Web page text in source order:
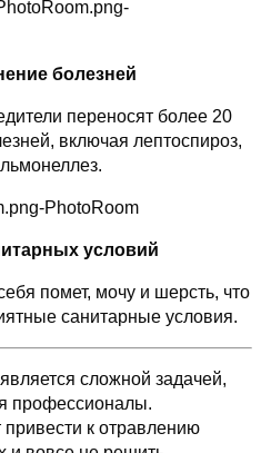
болезней
переносят более 20
включая лептоспироз,
условий
помет, мочу и шерсть, что
санитарные условия.
сложной задачей,
профессионалы.
к отравлению